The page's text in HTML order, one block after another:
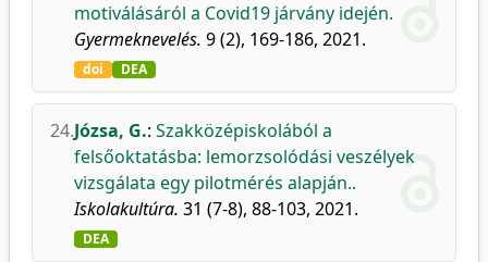
motiválásáról a Covid19 járvány idején.
Gyermeknevelés. 9 (2), 169-186, 2021.
doi DEA
24.Józsa, G.: Szakközépiskolából a
felsőoktatásba: lemorzsolódási veszélyek
vizsgálata egy pilotmérés alapján..
Iskolakultúra. 31 (7-8), 88-103, 2021.
DEA